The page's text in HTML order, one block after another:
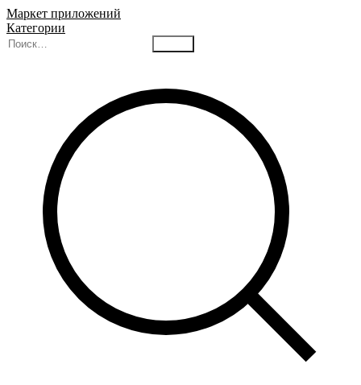
Маркет приложений
Категории